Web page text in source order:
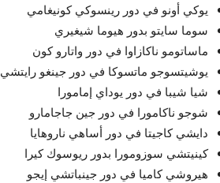
يوكي أونو في دور رينسوكي كونيغامي
سوما سايتو بدور هيوما شيغيري
ماساتومو ناكازاوا في دور واتارو كون
يوشيتسوجو ماتسوكا في دور جينغو رايتشي
شيا شيبا في دور يوداي إمامورا
شوجو ناكامورا في دور جين جاجامارو
دايشي كاجيتا في دور أساهي ناروهايا
كينيتشي سوزومورا بدور ريوسوك كيرا
هيروشي كاميا في دور جينباتشي إيجو